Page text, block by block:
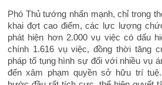
Phó Thủ tướng nhấn mạnh, chỉ trong
khai đợt cao điểm, các lực lượng
phát hiện hơn 2.000 vụ việc có dấu
chính 1.616 vụ việc, đồng thời tăng
pháp tố tụng hình sự đối với nhiều vụ
đến xâm phạm quyền sở hữu trí